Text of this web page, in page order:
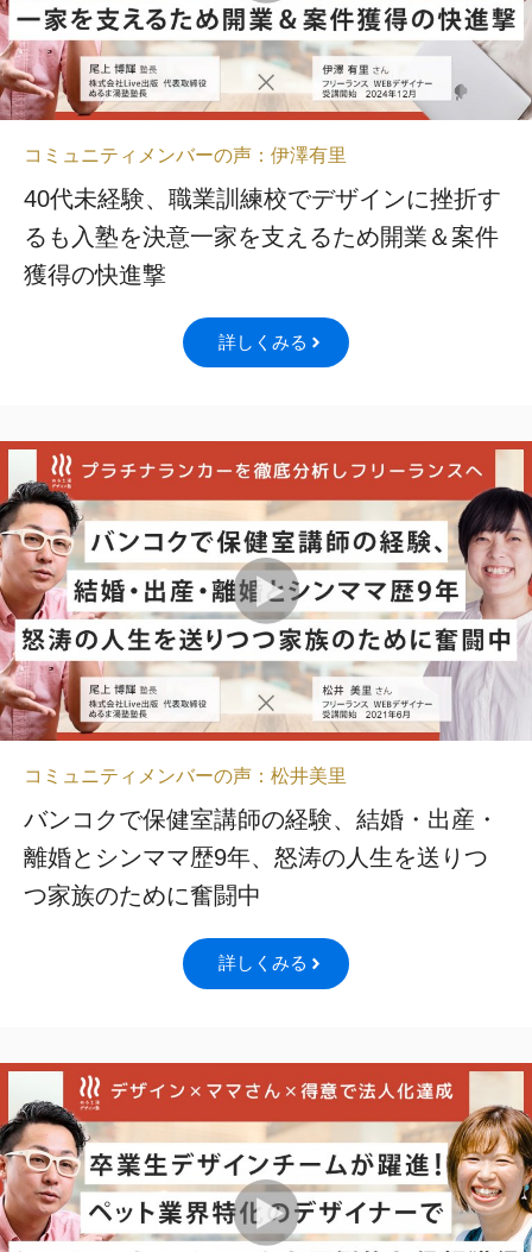
コミュニティメンバーの声：伊澤有里
40代未経験、職業訓練校でデザインに挫折す
るも入塾を決意一家を支えるため開業＆案件
獲得の快進撃
詳しくみる
コミュニティメンバーの声：松井美里
バンコクで保健室講師の経験、結婚・出産・
離婚とシンママ歴9年、怒涛の人生を送りつ
つ家族のために奮闘中
詳しくみる